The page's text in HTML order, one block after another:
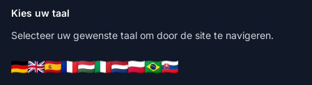
Kies uw taal
Selecteer uw gewenste taal om door de site te navigeren.